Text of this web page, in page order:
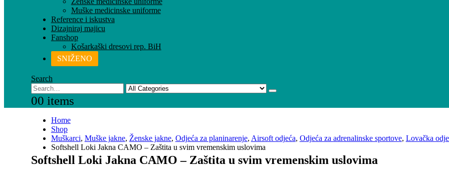
Muške medicinske uniforme
Reference i iskustva
Dizajniraj majicu
Fanshop
Košarkaški dresovi rep. BiH
SNIŽENO
Search
00 items
Home
Shop
Muškarci, Muške jakne, Ženske jakne, Odjeća za planinarenje, Airsoft odjeća, Odjeća za adrenalinske sportove, Lovačka
Softshell Loki Jakna CAMO – Zaštita u svim vremenskim uslovima
Softshell Loki Jakna CAMO – Zaštita u svim vremenskim uslovima